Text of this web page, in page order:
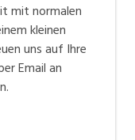
mit normalen
kleinen
uns auf Ihre
Email an